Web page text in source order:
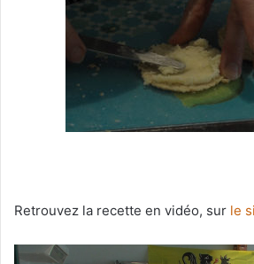
Retrouvez la recette en vidéo, sur le